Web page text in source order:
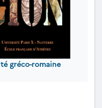
gréco-romaine